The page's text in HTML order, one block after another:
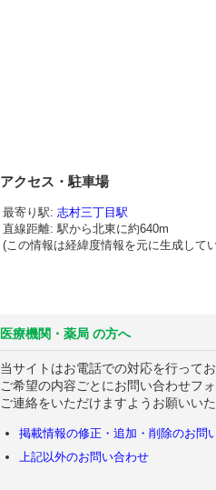
アクセス・駐車場
最寄り駅: 志村三丁目駅
直線距離: 駅から北東に約640m
(この情報は経緯度情報を元に生成して
医療機関・薬局 の方へ
当サイトはお電話での対応を行ってお
ご希望の内容ごとにお問い合わせフ
ご連絡をいただけますようお願いいた
掲載情報の修正・追加・削除のお問
上記以外のお問い合わせ